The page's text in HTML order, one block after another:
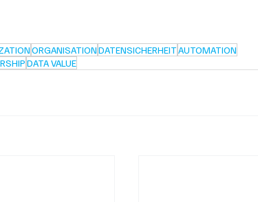
ORGANISATIONDATENSICHERHEITAUTOMATION
DATA VALUE